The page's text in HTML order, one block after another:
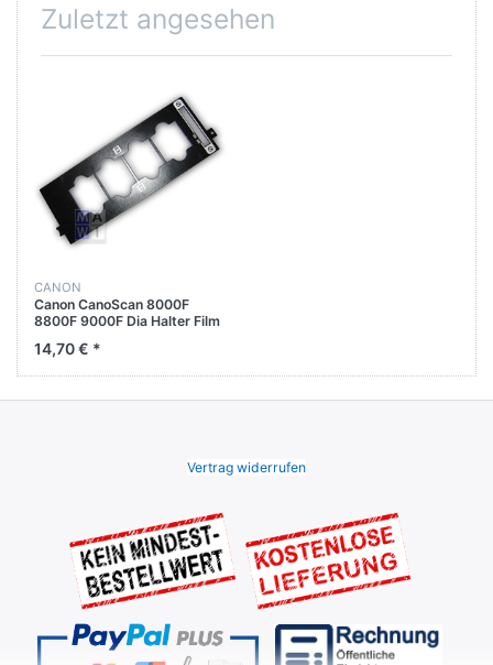
Zuletzt angesehen
CANON
Canon CanoScan 8000F
8800F 9000F Dia Halter Film
5902-000
14,70 € *
Vertrag widerrufen